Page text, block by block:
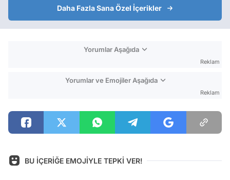
Daha Fazla Sana Özel İçerikler
Yorumlar Aşağıda
Reklam
Yorumlar ve Emojiler Aşağıda
Reklam
BU İÇERİĞE EMOJİYLE TEPKİ VER!